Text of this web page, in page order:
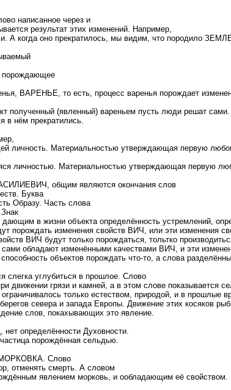
написанное через и
результат этих изменений. Например,
когда оно прекратилось, мы видим, что породило
порождающее
ВАРЕНЬЕ, то есть, процесс варенья порождает
полученный (явленный) вареньем пусть люди решат
в нём прекратились.
Материальностью утверждающая первую
личностью. Материальностью утверждающая первую
общим являются окончания слов
Буква
Образу. Часть слова
в жизни объекта определённость устремлений,
порождать изменения свойств ВИЧ, или эти изменения
ВИЧ будут только порождаться, тольтко
обладают изменёнными качествами ВИЧ, и эти
объектов порождать что-то, а слова
углубиться в прошлое. Слово
грязи и камней, а в этом слове показывается
только естеством, природой, и в прошлые
севера и запада Европы. Движение этих косяков
слов, покахывающих это явление.
определённости Духовности.
порождённая сельдью.
МОРКОВКА. Слово
отменять смерть. А словом
явлением морковь, и ообладающим её свойством.